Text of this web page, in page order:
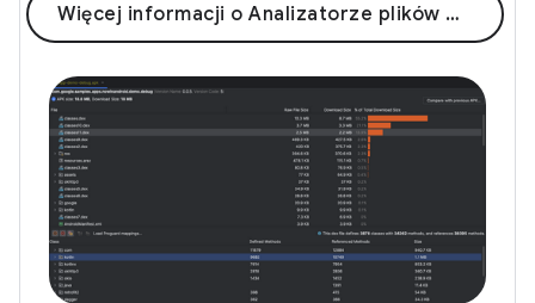
Więcej informacji o Analizatorze plików APK